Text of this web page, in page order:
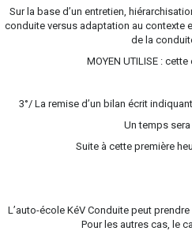
Sur la base d’un entretien,
conduite versus adaptation au contexte
de la
MOYEN UTILISE :
3°/ La remise d’un bilan écrit
Un temps
Suite à cette première
L’auto-école KéV Conduite peut
Pour les autres cas, le